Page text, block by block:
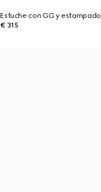
Estuche con GG y estampado
€ 315